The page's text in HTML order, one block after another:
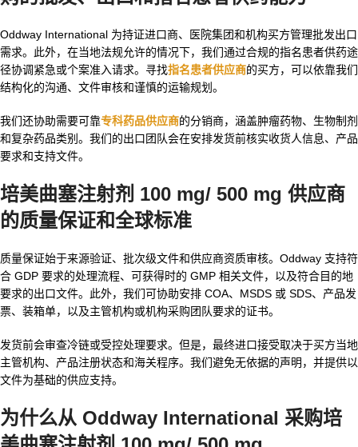
Oddway International 为持证进口商、医院集团和机构买方管理批发出口
需求。此外，在当地法规允许的情况下，我们通过合规的指名患者供药途
径协调紧急或个案准入请求。寻找指名患者供应商的买方，可以依靠我们
结构化的沟通、文件审核和谨慎的运输规划。
我们还协助需要可靠专科药品供应商的分销商，涵盖肿瘤药物、生物制剂
和复杂药品类别。我们的出口团队会在安排发货前核实收货人信息、产品
要求和支持文件。
培美曲塞注射剂 100 mg/ 500 mg 供应商
的质量保证和全球标准
质量保证始于来源验证、批次级文件和供应商资质审核。Oddway 支持符
合 GDP 要求的处理流程、可获得时的 GMP 相关文件，以及符合目的地
要求的出口文件。此外，我们可协助安排 COA、MSDS 或 SDS、产品发
票、装箱单，以及主管机构或机构采购团队要求的证书。
发货前会审查冷链或受控处理要求。但是，最终进口接受取决于买方当地
主管机构、产品注册状态和海关程序。我们避免无依据的声明，并提供以
文件为基础的供应支持。
为什么从 Oddway International 采购培